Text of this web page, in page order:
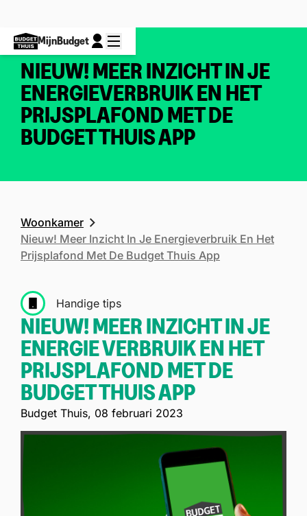
MijnBudget
NIEUW! MEER INZICHT IN JE
ENERGIEVERBRUIK EN HET
PRIJSPLAFOND MET DE
BUDGET THUIS APP
Woonkamer
Nieuw! Meer Inzicht In Je Energieverbruik En Het
Prijsplafond Met De Budget Thuis App
Handige tips
NIEUW! MEER INZICHT IN JE
ENERGIE VERBRUIK EN HET
PRIJSPLAFOND MET DE
BUDGET THUIS APP
Budget Thuis, 08 februari 2023